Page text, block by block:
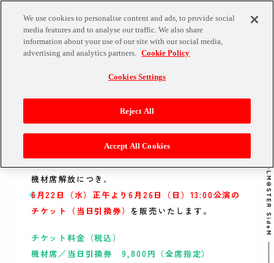
2022.06.19 TICKET＆SCHEDULE
機材席解放につき、6月26日（日）13:00
公演の追加販売が決定！
機材席解放につき、
6月22日（水）正午より6月26日（日）13:00公演の
チケット（当日引換券） を販売いたします。
チケット料金（税込）
機材席／当日引換券 9,800円（全席指定）
We use cookies to personalise content and ads, to provide social
media features and to analyse our traffic. We also share
information about your use of our site with our social media,
advertising and analytics partners. Cookie Policy
Cookies Settings
Reject All
Accept All Cookies